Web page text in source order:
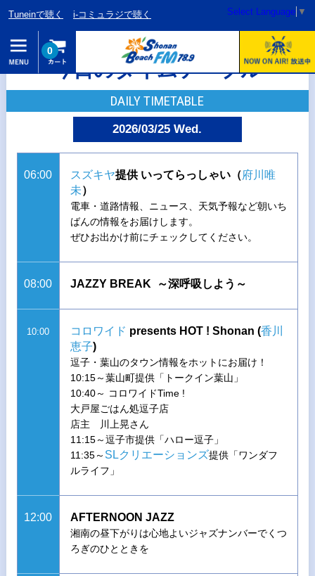
Tuneinで聴く i-コミュラジで聴く Select Language ▼
0
今日のタイムテーブル
DAILY TIMETABLE
2026/03/25 Wed.
06:00 スズキヤ提供 いってらっしゃい（府川唯
未）
電車・道路情報、ニュース、天気予報など朝いち
ばんの情報をお届けします。
ぜひお出かけ前にチェックしてください。
08:00 JAZZY BREAK ～深呼吸しよう～
10:00 コロワイド presents HOT ! Shonan (香川
恵子)
逗子・葉山のタウン情報をホットにお届け！
10:15～葉山町提供「トークイン葉山」
10:40～ コロワイドTime !
大戸屋ごはん処逗子店
店主 川上晃さん
11:15～逗子市提供「ハロー逗子」
11:35～ SLクリエーションズ提供「ワンダフ
ルライフ」
12:00 AFTERNOON JAZZ
湘南の昼下がりは心地よいジャズナンバーでくつ
ろぎのひとときを